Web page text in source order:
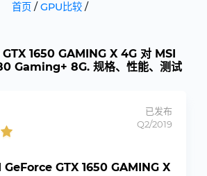
首页 / GPU比较 /
1650 GAMING X 4G 对 MSI
Gaming+ 8G. 规格、性能、测试
已发布
Q2/2019
GeForce GTX 1650 GAMING X